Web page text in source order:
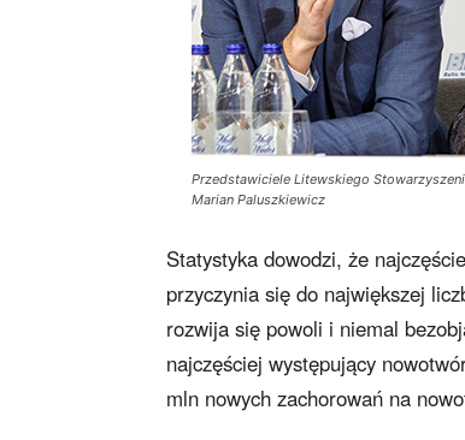
Przedstawiciele Litewskiego
Marian Paluszkiewicz
Statystyka dowodzi, że
przyczynia się do największej
rozwija się powoli i niemal
najczęściej występujący
mln nowych zachorowań na